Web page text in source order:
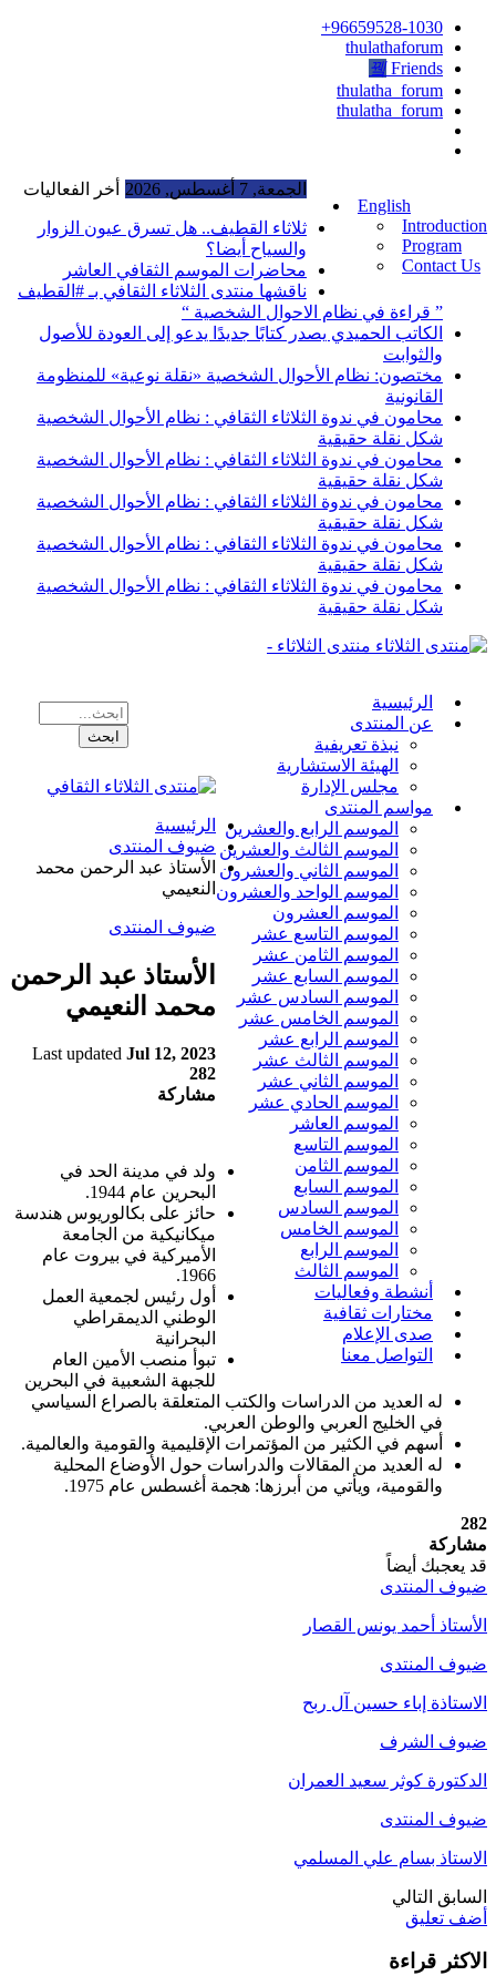
96659528-1030+
thulathaforum
Friends
thulatha_forum
thulatha_forum
English
Introduction
Program
Contact Us
الجمعة, 7 أغسطس, 2026 أخر الفعاليات
ثلاثاء القطيف.. هل تسرق عيون الزوار
والسياح أيضا؟
محاضرات الموسم الثقافي العاشر
ناقشها منتدى الثلاثاء الثقافي بـ #القطيف
” قراءة في نظام الاحوال الشخصية “
الكاتب الحميدي يصدر كتابًا جديدًا يدعو إلى العودة للأصول
والثوابت
مختصون: نظام الأحوال الشخصية «نقلة نوعية» للمنظومة
القانونية
محامون في ندوة الثلاثاء الثقافي : نظام الأحوال الشخصية
شكل نقلة حقيقية
محامون في ندوة الثلاثاء الثقافي : نظام الأحوال الشخصية
شكل نقلة حقيقية
محامون في ندوة الثلاثاء الثقافي : نظام الأحوال الشخصية
شكل نقلة حقيقية
محامون في ندوة الثلاثاء الثقافي : نظام الأحوال الشخصية
شكل نقلة حقيقية
محامون في ندوة الثلاثاء الثقافي : نظام الأحوال الشخصية
شكل نقلة حقيقية
منتدى الثلاثاء -
الرئيسية
عن المنتدى
نبذة تعريفية
الهيئة الاستشارية
مجلس الإدارة
مواسم المنتدى
الموسم الرابع والعشرين
الموسم الثالث والعشرين
الموسم الثاني والعشرون
الموسم الواحد والعشرون
الموسم العشرون
الموسم التاسع عشر
الموسم الثامن عشر
الموسم السابع عشر
الموسم السادس عشر
الموسم الخامس عشر
الموسم الرابع عشر
الموسم الثالث عشر
الموسم الثاني عشر
الموسم الحادي عشر
الموسم العاشر
الموسم التاسع
الموسم الثامن
الموسم السابع
الموسم السادس
الموسم الخامس
الموسم الرابع
الموسم الثالث
أنشطة وفعاليات
مختارات ثقافية
صدى الإعلام
التواصل معنا
الرئيسية
ضيوف المنتدى
الأستاذ عبد الرحمن محمد
النعيمي
ضيوف المنتدى
الأستاذ عبد الرحمن
محمد النعيمي
Last updated Jul 12, 2023
282
مشاركة
ولد في مدينة الحد في
البحرين عام 1944.
حائز على بكالوريوس هندسة
ميكانيكية من الجامعة
الأميركية في بيروت عام
1966.
أول رئيس لجمعية العمل
الوطني الديمقراطي
البحرانية
تبوأ منصب الأمين العام
للجبهة الشعبية في البحرين
له العديد من الدراسات والكتب المتعلقة بالصراع السياسي
في الخليج العربي والوطن العربي.
أسهم في الكثير من المؤتمرات الإقليمية والقومية والعالمية.
له العديد من المقالات والدراسات حول الأوضاع المحلية
والقومية، ويأتي من أبرزها: هجمة أغسطس عام 1975.
282
مشاركة
قد يعجبك أيضاً
ضيوف المنتدى
الأستاذ أحمد يونس القصار
ضيوف المنتدى
الاستاذة إباء حسين آل ربح
ضيوف الشرف
الدكتورة كوثر سعيد العمران
ضيوف المنتدى
الاستاذ بسام علي المسلمي
السابق التالي
أضف تعليق
الاكثر قراءة